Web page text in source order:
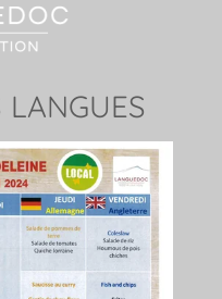
LANGUES